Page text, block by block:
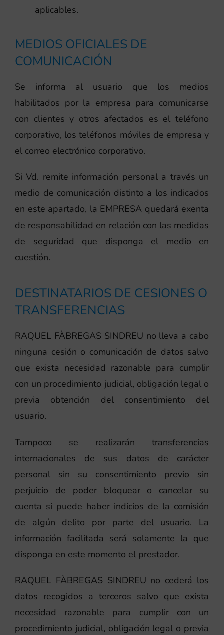
aplicables.
MEDIOS OFICIALES DE
COMUNICACIÓN
Se informa al usuario que los medios
habilitados por la empresa para comunicarse
con clientes y otros afectados es el teléfono
corporativo, los teléfonos móviles de empresa y
el correo electrónico corporativo.
Si Vd. remite información personal a través un
medio de comunicación distinto a los indicados
en este apartado, la EMPRESA quedará exenta
de responsabilidad en relación con las medidas
de seguridad que disponga el medio en
cuestión.
DESTINATARIOS DE CESIONES O
TRANSFERENCIAS
RAQUEL FÀBREGAS SINDREU no lleva a cabo
ninguna cesión o comunicación de datos salvo
que exista necesidad razonable para cumplir
con un procedimiento judicial, obligación legal o
previa obtención del consentimiento del
usuario.
Tampoco se realizarán transferencias
internacionales de sus datos de carácter
personal sin su consentimiento previo sin
perjuicio de poder bloquear o cancelar su
cuenta si puede haber indicios de la comisión
de algún delito por parte del usuario. La
información facilitada será solamente la que
disponga en este momento el prestador.
RAQUEL FÀBREGAS SINDREU no cederá los
datos recogidos a terceros salvo que exista
necesidad razonable para cumplir con un
procedimiento judicial, obligación legal o previa